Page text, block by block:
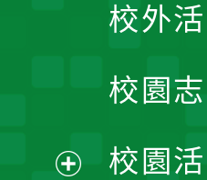
單
校外
校園
校園